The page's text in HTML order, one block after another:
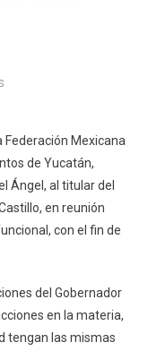
Federación Mexicana
de Yucatán,
Ángel, al titular del
en reunión
con el fin de
del Gobernador
en la materia,
tengan las mismas